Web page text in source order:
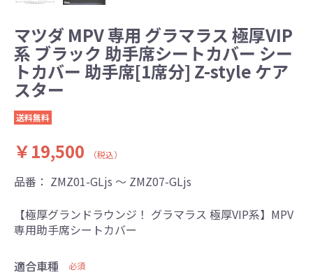
マツダ MPV 専用 グラマラス 極厚VIP
系 ブラック 助手席シートカバー シー
トカバー 助手席[1席分] Z-style ケア
スター
送料無料
￥19,500 （税込）
品番： ZMZ01-GLjs ～ ZMZ07-GLjs
【極厚グランドラウンジ！ グラマラス 極厚VIP系】MPV
専用助手席シートカバー
適合車種 必須